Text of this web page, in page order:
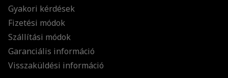
Gyakori kérdések
Fizetési módok
Szállítási módok
Garanciális információ
Visszaküldési információ